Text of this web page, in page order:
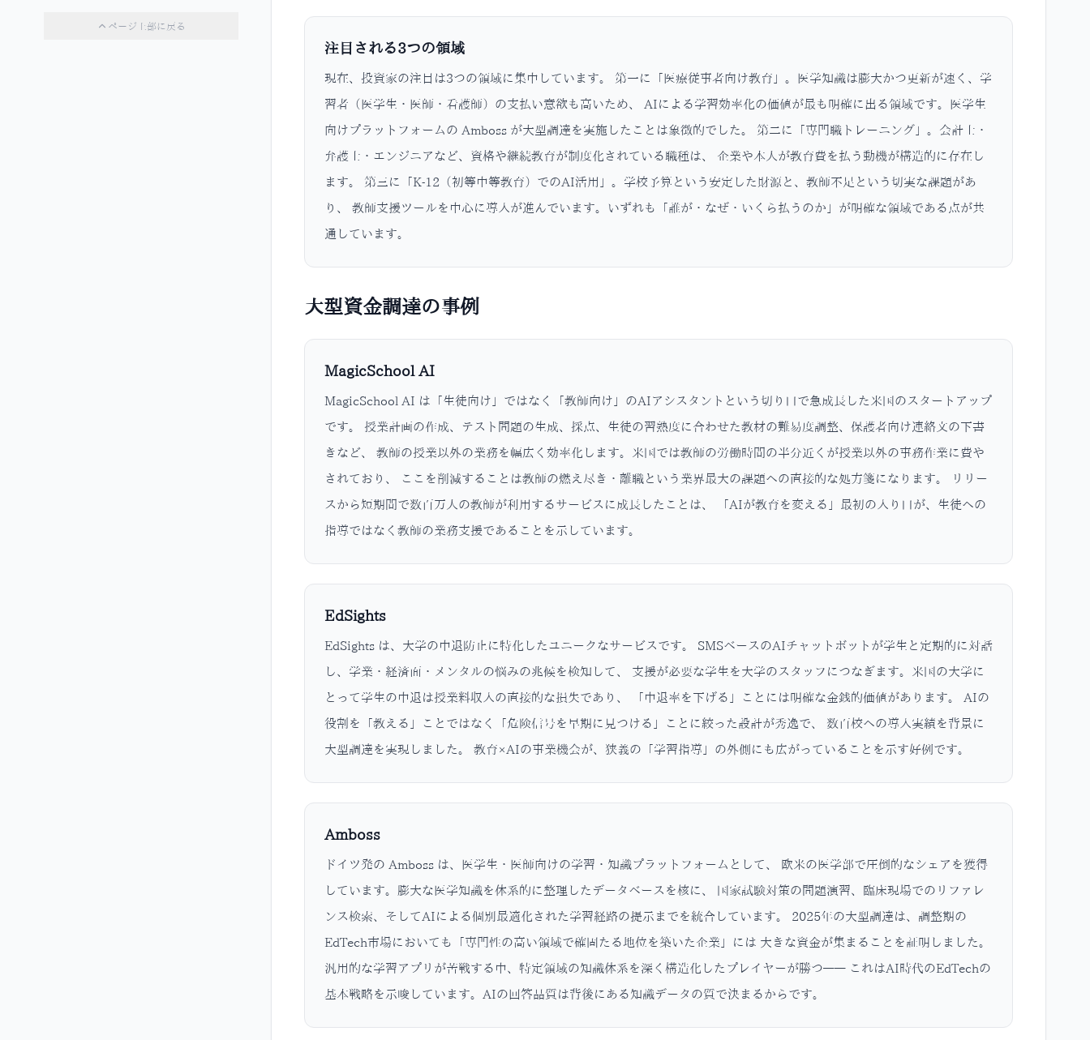
ページ上部に戻る
注目される3つの領域
現在、投資家の注目は3つの領域に集中しています。 第一に「医療従事者向け教育」。医学知識は膨大かつ更新が速く、学
習者（医学生・医師・看護師）の支払い意欲も高いため、 AIによる学習効率化の価値が最も明確に出る領域です。医学生
向けプラットフォームの Amboss が大型調達を実施したことは象徴的でした。 第二に「専門職トレーニング」。会計士・
弁護士・エンジニアなど、資格や継続教育が制度化されている職種は、 企業や本人が教育費を払う動機が構造的に存在し
ます。 第三に「K-12（初等中等教育）でのAI活用」。学校予算という安定した財源と、教師不足という切実な課題があ
り、 教師支援ツールを中心に導入が進んでいます。いずれも「誰が・なぜ・いくら払うのか」が明確な領域である点が共
通しています。
大型資金調達の事例
MagicSchool AI
MagicSchool AI は「生徒向け」ではなく「教師向け」のAIアシスタントという切り口で急成長した米国のスタートアップ
です。 授業計画の作成、テスト問題の生成、採点、生徒の習熟度に合わせた教材の難易度調整、保護者向け連絡文の下書
きなど、 教師の授業以外の業務を幅広く効率化します。米国では教師の労働時間の半分近くが授業以外の事務作業に費や
されており、 ここを削減することは教師の燃え尽き・離職という業界最大の課題への直接的な処方箋になります。 リリー
スから短期間で数百万人の教師が利用するサービスに成長したことは、 「AIが教育を変える」最初の入り口が、生徒への
指導ではなく教師の業務支援であることを示しています。
EdSights
EdSights は、大学の中退防止に特化したユニークなサービスです。 SMSベースのAIチャットボットが学生と定期的に対話
し、学業・経済面・メンタルの悩みの兆候を検知して、 支援が必要な学生を大学のスタッフにつなぎます。米国の大学に
とって学生の中退は授業料収入の直接的な損失であり、 「中退率を下げる」ことには明確な金銭的価値があります。 AIの
役割を「教える」ことではなく「危険信号を早期に見つける」ことに絞った設計が秀逸で、 数百校への導入実績を背景に
大型調達を実現しました。 教育×AIの事業機会が、狭義の「学習指導」の外側にも広がっていることを示す好例です。
Amboss
ドイツ発の Amboss は、医学生・医師向けの学習・知識プラットフォームとして、 欧米の医学部で圧倒的なシェアを獲得
しています。膨大な医学知識を体系的に整理したデータベースを核に、 国家試験対策の問題演習、臨床現場でのリファレ
ンス検索、そしてAIによる個別最適化された学習経路の提示までを統合しています。 2025年の大型調達は、調整期の
EdTech市場においても「専門性の高い領域で確固たる地位を築いた企業」には 大きな資金が集まることを証明しました。
汎用的な学習アプリが苦戦する中、特定領域の知識体系を深く構造化したプレイヤーが勝つ—— これはAI時代のEdTechの
基本戦略を示唆しています。AIの回答品質は背後にある知識データの質で決まるからです。